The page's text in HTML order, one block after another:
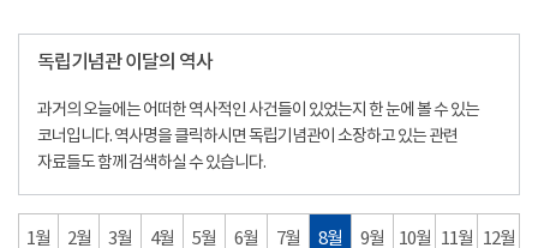
독립기념관 이달의 역사
과거의 오늘에는 어떠한 역사적인 사건들이 있었는지 한 눈에 볼 수 있는
코너입니다. 역사명을 클릭하시면 독립기념관이 소장하고 있는 관련
자료들도 함께 검색하실 수 있습니다.
1월 2월 3월 4월 5월 6월 7월 8월 9월 10월 11월 12월